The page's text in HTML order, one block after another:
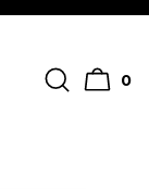
0